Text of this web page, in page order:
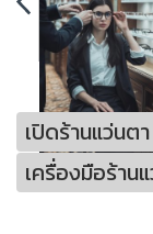
เปิดร้านแว่นตา
เครื่องมือร้าน